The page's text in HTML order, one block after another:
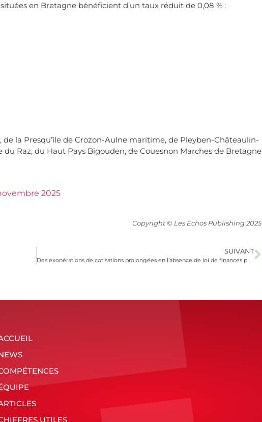
en Bretagne bénéficient d’un taux réduit de 0,08 % :
la Presqu’île de Crozon-Aulne maritime, de Pleyben-Châteaulin-
Raz, du Haut Pays Bigouden, de Couesnon Marches de Bretagne
2025
Copyright © Les Echos Publishing 2025
SUIVANT
Des exonérations de cotisations prolongées en l’absence de loi de finances pour 2026
UTILES